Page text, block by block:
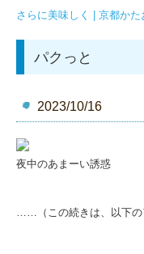
さらに美味しく | 京都か
パクっと
2023/10/16
夜中のあまーい誘惑
……（この続きは、以下の